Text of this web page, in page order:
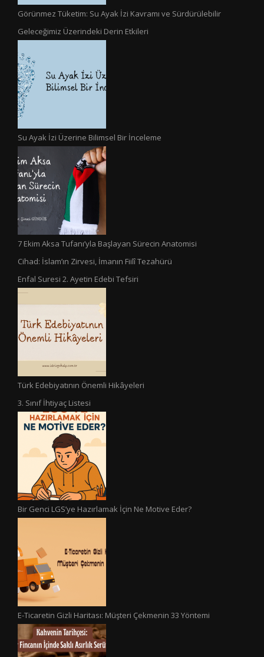
Görünmez Tüketim: Su Ayak İzi Kavramı ve Sürdürülebilir
Geleceğimiz Üzerindeki Derin Etkileri
Su Ayak İzi Üzerine Bilimsel Bir İnceleme
7 Ekim Aksa Tufanı’yla Başlayan Sürecin Anatomisi
Cihad: İslam’ın Zirvesi, İmanın Fiilî Tezahürü
Enfal Suresi 2. Ayetin Edebi Tefsiri
Türk Edebiyatının Önemli Hikâyeleri
3. Sınıf İhtiyaç Listesi
Bir Genci LGS’ye Hazırlamak İçin Ne Motive Eder?
E-Ticaretin Gizli Haritası: Müşteri Çekmenin 33 Yöntemi